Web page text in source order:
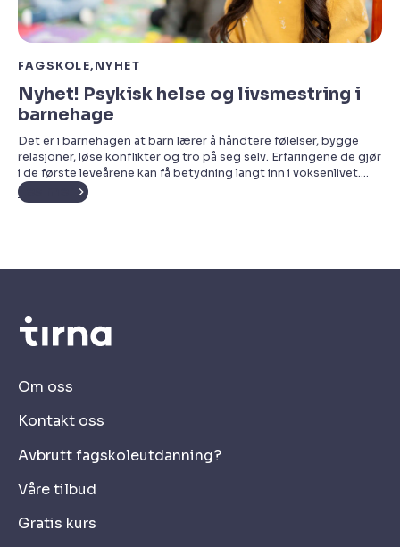
FAGSKOLE NYHET
Nyhet! Psykisk helse og livsmestring i
barnehage
Det er i barnehagen at barn lærer å håndtere følelser, bygge
relasjoner, løse konflikter og tro på seg selv. Erfaringene de gjør
i de første leveårene kan få betydning langt inn i voksenlivet.
Som ansatt i barnehagen spiller du en viktig rolle i denne
utviklingen. Gjennom hverdagslige samtaler, lek og samspill
Les mer
Om oss
Kontakt oss
Avbrutt fagskoleutdanning?
Våre tilbud
Gratis kurs